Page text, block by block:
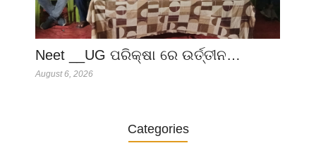
Neet __UG ପରିକ୍ଷା ରେ ଉର୍ତ୍ତୀନ…
August 6, 2026
Categories